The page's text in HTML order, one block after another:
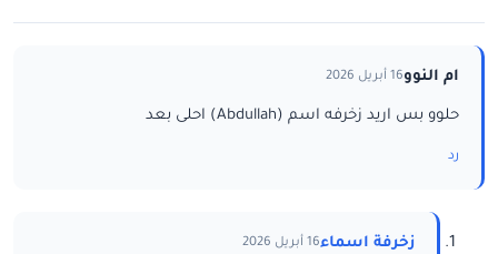
ام النوو16 أبريل 2026
حلوو بس اريد زخرفه اسم (Abdullah) احلى بعد
رد
زخرفة اسماء16 أبريل 2026